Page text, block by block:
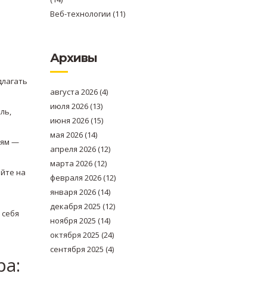
—
на
Веб-технологии (11)
Архивы
августа 2026(4)
июля 2026(13)
июня 2026(15)
мая 2026(14)
апреля 2026(12)
марта 2026(12)
февраля 2026(12)
января 2026(14)
декабря 2025 (12)
ноября 2025 (14)
октября 2025 (24)
сентября 2025 (4)